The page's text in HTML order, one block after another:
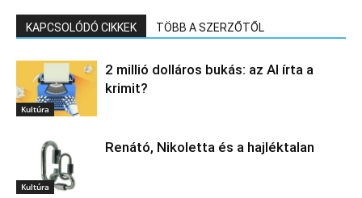
KAPCSOLÓDÓ CIKKEK TÖBB A SZERZŐTŐL
Kultúra
2 millió dolláros bukás: az AI írta a
krimit?
Kultúra
Renátó, Nikoletta és a hajléktalan